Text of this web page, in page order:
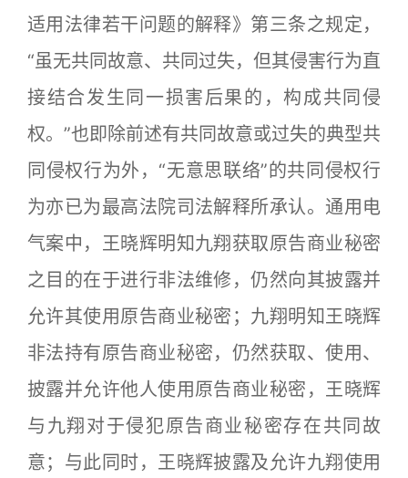
适用法律若干问题的解释》第三条之规定，
“虽无共同故意、共同过失，但其侵害行为直
接结合发生同一损害后果的，构成共同侵
权。”也即除前述有共同故意或过失的典型共
同侵权行为外，“无意思联络”的共同侵权行
为亦已为最高法院司法解释所承认。通用电
气案中，王晓辉明知九翔获取原告商业秘密
之目的在于进行非法维修，仍然向其披露并
允许其使用原告商业秘密；九翔明知王晓辉
非法持有原告商业秘密，仍然获取、使用、
披露并允许他人使用原告商业秘密，王晓辉
与九翔对于侵犯原告商业秘密存在共同故
意；与此同时，王晓辉披露及允许九翔使用